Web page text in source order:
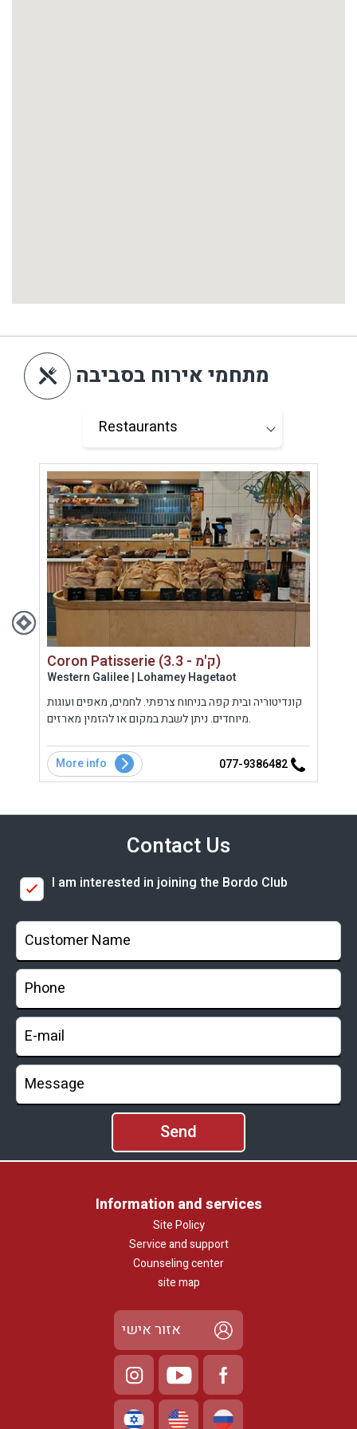
מתחמי אירוח בסביבה
Coron Patisserie (3.3 - ק'מ)
Western Galilee | Lohamey Hagetaot
קונדיטוריה ובית קפה בניחוח צרפתי. לחמים, מאפים ועוגות
מיוחדים. ניתן לשבת במקום או להזמין מארזים.
077-9386482
More info
Contact Us
I am interested in joining the Bordo Club
Information and services
Site Policy
Service and support
Counseling center
site map
אזור אישי